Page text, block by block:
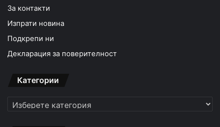
За контакти
Изпрати новина
Подкрепи ни
Декларация за поверителност
Категории
Категории